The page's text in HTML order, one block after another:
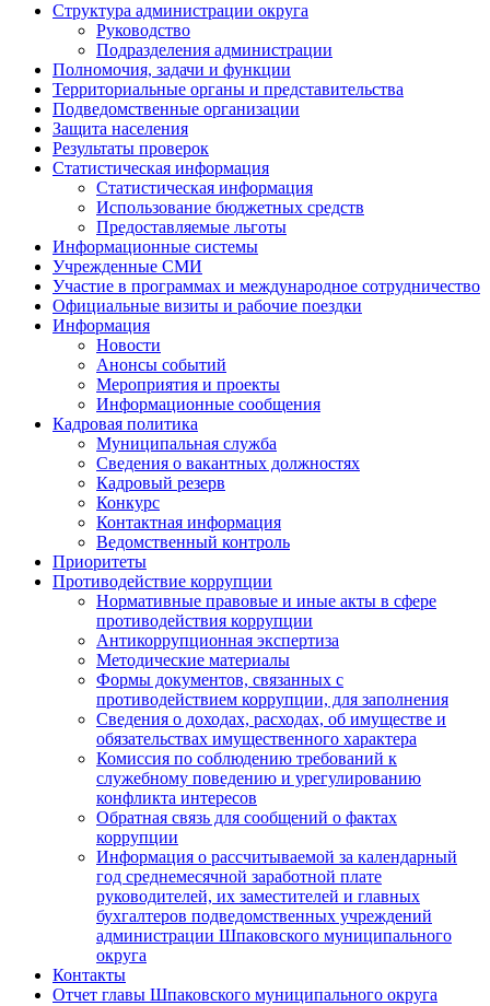
Структура администрации округа
Руководство
Подразделения администрации
Полномочия, задачи и функции
Территориальные органы и представительства
Подведомственные организации
Защита населения
Результаты проверок
Статистическая информация
Статистическая информация
Использование бюджетных средств
Предоставляемые льготы
Информационные системы
Учрежденные СМИ
Участие в программах и международное сотрудничество
Официальные визиты и рабочие поездки
Информация
Новости
Анонсы событий
Мероприятия и проекты
Информационные сообщения
Кадровая политика
Муниципальная служба
Сведения о вакантных должностях
Кадровый резерв
Конкурс
Контактная информация
Ведомственный контроль
Приоритеты
Противодействие коррупции
Нормативные правовые и иные акты в сфере
противодействия коррупции
Антикоррупционная экспертиза
Методические материалы
Формы документов, связанных с
противодействием коррупции, для заполнения
Сведения о доходах, расходах, об имуществе и
обязательствах имущественного характера
Комиссия по соблюдению требований к
служебному поведению и урегулированию
конфликта интересов
Обратная связь для сообщений о фактах
коррупции
Информация о рассчитываемой за календарный
год среднемесячной заработной плате
руководителей, их заместителей и главных
бухгалтеров подведомственных учреждений
администрации Шпаковского муниципального
округа
Контакты
Отчет главы Шпаковского муниципального округа